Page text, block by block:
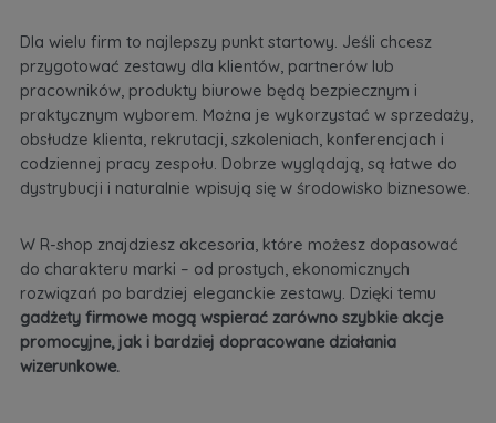
Dla wielu firm to najlepszy punkt startowy. Jeśli chcesz
przygotować zestawy dla klientów, partnerów lub
pracowników, produkty biurowe będą bezpiecznym i
praktycznym wyborem. Można je wykorzystać w sprzedaży,
obsłudze klienta, rekrutacji, szkoleniach, konferencjach i
codziennej pracy zespołu. Dobrze wyglądają, są łatwe do
dystrybucji i naturalnie wpisują się w środowisko biznesowe.
W R-shop znajdziesz akcesoria, które możesz dopasować
do charakteru marki – od prostych, ekonomicznych
rozwiązań po bardziej eleganckie zestawy. Dzięki temu
gadżety firmowe mogą wspierać zarówno szybkie akcje
promocyjne, jak i bardziej dopracowane działania
wizerunkowe.